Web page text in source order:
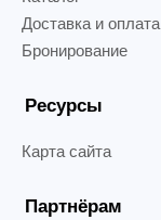
Доставка и оплата
Бронирование
Ресурсы
Карта сайта
Партнёрам